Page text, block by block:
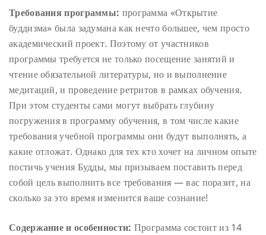
Требования программы: программа «Открытие
буддизма» была задумана как нечто большее, чем просто
академический проект. Поэтому от участников
программы требуется не только посещение занятий и
чтение обязательной литературы, но и выполнение
медитаций, и проведение ретритов в рамках обучения.
При этом студенты сами могут выбрать глубину
погружения в программу обучения, в том числе какие
требования учебной программы они будут выполнять, а
какие отложат. Однако для тех кто хочет на личном опыте
постичь учения Будды, мы призываем поставить перед
собой цель выполнить все требования — вас поразит, на
сколько за это время изменится ваше сознание!
Содержание и особенности: Программа состоит из 14